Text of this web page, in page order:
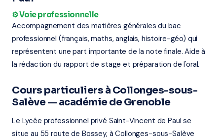
⚙️ Voie professionnelle
Accompagnement des matières générales du bac
professionnel (français, maths, anglais, histoire-géo) qui
représentent une part importante de la note finale. Aide à
la rédaction du rapport de stage et préparation de l'oral.
Cours particuliers à Collonges-sous-
Salève — académie de Grenoble
Le Lycée professionnel privé Saint-Vincent de Paul se
situe au 55 route de Bossey, à Collonges-sous-Salève